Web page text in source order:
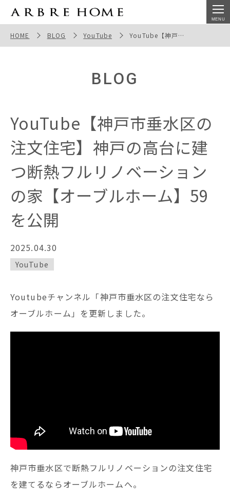
YouTube【神戸市垂水区の注文住宅】神戸の高台に建つ
断熱フルリノベーションの家【オーブルホーム】59を公開
HOME BLOG YouTube YouTube【神戸市垂水区の注文住宅】神戸の高台に建つ断熱フルリノベーションの家【オーブルホーム】59を公開
BLOG
YouTube【神戸市垂水区の
注文住宅】神戸の高台に建
つ断熱フルリノベーション
の家【オーブルホーム】59
を公開
2025.04.30
YouTube
Youtubeチャンネル「神戸市垂水区の注文住宅なら
オーブルホーム」を更新しました。
神戸市垂水区で断熱フルリノベーションの注文住宅
を建てるならオーブルホームへ。